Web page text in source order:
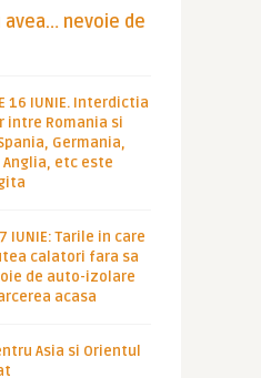
avea… nevoie de
16 IUNIE. Interdictia
intre Romania si
Germania,
Anglia, etc este
IUNIE: Tarile in care
calatori fara sa
de auto-izolare
acasa
Asia si Orientul